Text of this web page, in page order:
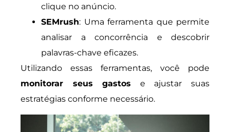
clique no anúncio.
SEMrush: Uma ferramenta que permite
analisar a concorrência e descobrir
palavras-chave eficazes.
Utilizando essas ferramentas, você pode
monitorar seus gastos e ajustar suas
estratégias conforme necessário.